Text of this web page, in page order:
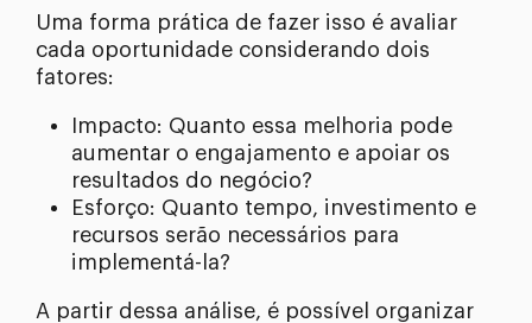
Uma forma prática de fazer isso é avaliar
cada oportunidade considerando dois
fatores:
Impacto: Quanto essa melhoria pode
aumentar o engajamento e apoiar os
resultados do negócio?
Esforço: Quanto tempo, investimento e
recursos serão necessários para
implementá-la?
A partir dessa análise, é possível organizar